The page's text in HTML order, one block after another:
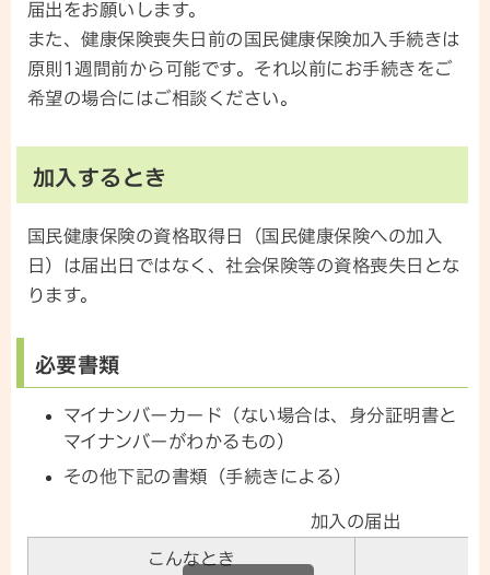
届出をお願いします。
また、健康保険喪失日前の国民健康保険加入手続きは
原則1週間前から可能です。それ以前にお手続きをご
希望の場合にはご相談ください。
加入するとき
国民健康保険の資格取得日（国民健康保険への加入
日）は届出日ではなく、社会保険等の資格喪失日とな
ります。
必要書類
マイナンバーカード（ない場合は、身分証明書と
マイナンバーがわかるもの）
その他下記の書類（手続きによる）
加入の届出
こんなとき